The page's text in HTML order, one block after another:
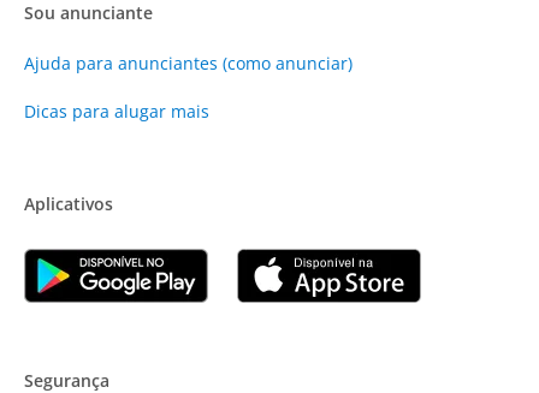
Sou anunciante
Ajuda para anunciantes (como anunciar)
Dicas para alugar mais
Aplicativos
Segurança